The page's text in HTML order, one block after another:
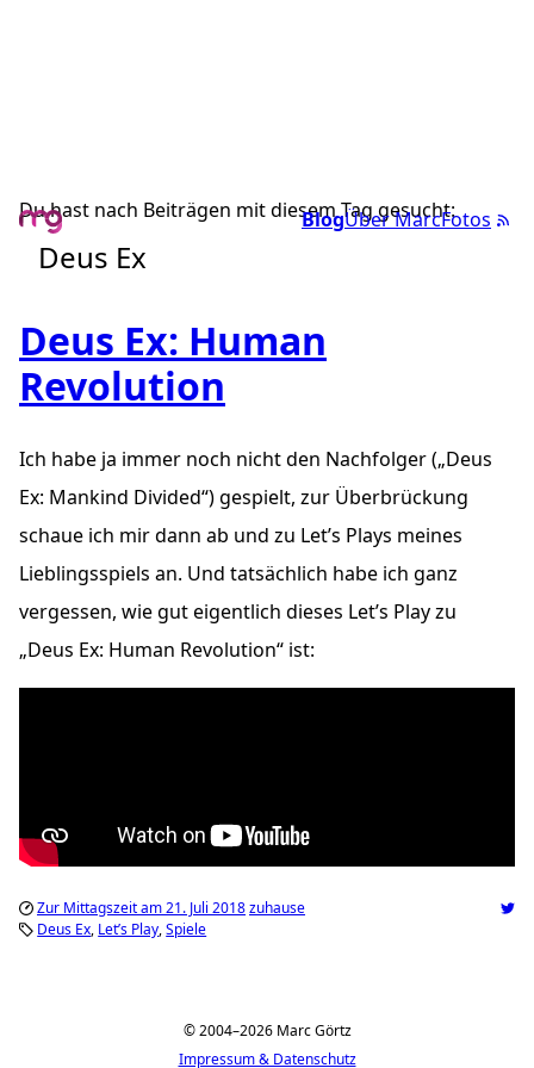
BlogÜber MarcFotos
Du hast nach Beiträgen mit diesem Tag gesucht:
Deus Ex
Deus Ex: Human
Revolution
Ich habe ja immer noch nicht den Nachfolger („Deus
Ex: Mankind Divided“) gespielt, zur Überbrückung
schaue ich mir dann ab und zu Let’s Plays meines
Lieblingsspiels an. Und tatsächlich habe ich ganz
vergessen, wie gut eigentlich dieses Let’s Play zu
„Deus Ex: Human Revolution“ ist:
Zur Mittagszeit am 21. Juli 2018zuhause
Deus Ex Let’s Play Spiele
© 2004–2026 Marc Görtz
Impressum & Datenschutz